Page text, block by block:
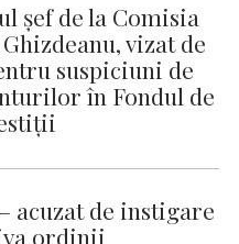
şef de la Comisia
vizat de
suspiciuni de
în Fondul de
acuzat de instigare
ordinii